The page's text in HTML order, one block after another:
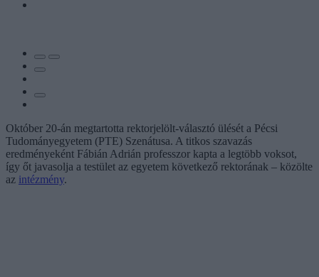
Október 20-án megtartotta rektorjelölt-választó ülését a Pécsi
Tudományegyetem (PTE) Szenátusa. A titkos szavazás
eredményeként Fábián Adrián professzor kapta a legtöbb voksot,
így őt javasolja a testület az egyetem következő rektorának – közölte
az intézmény.